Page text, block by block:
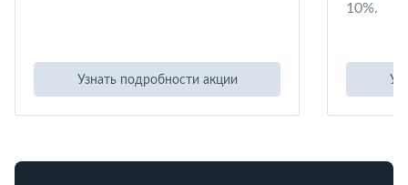
Узнать подробности акции
10%.